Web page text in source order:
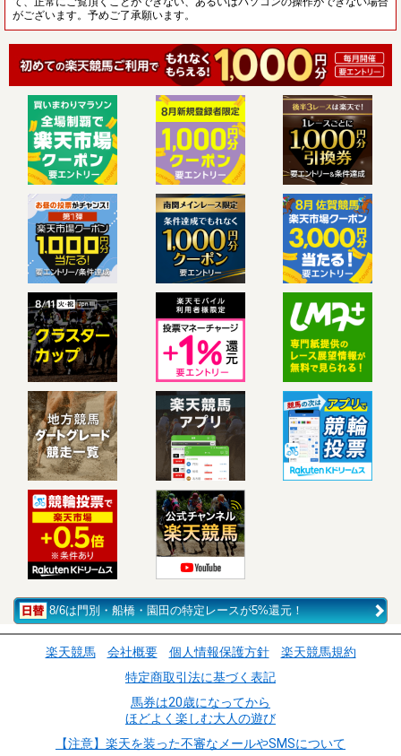
がございます。予めご了承願います。
8/6は門別・船橋・園田の特定レースが5%還元！
楽天競馬 会社概要 個人情報保護方針
楽天競馬規約
特定商取引法に基づく表記
馬券は20歳になってから
ほどよく楽しむ大人の遊び
【注意】楽天を装った不審なメールやSMSについて